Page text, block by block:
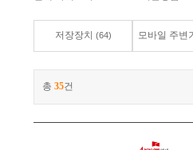
저장장치 (64) 모바일 주변
총 35건